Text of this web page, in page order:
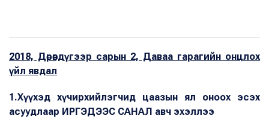
2018, Дөрөвдүгээр сарын 2, Даваа гарагийн онцлох
үйл явдал
1.Хүүхэд хүчирхийлэгчид цаазын ял оноох эсэх
асуудлаар ИРГЭДЭЭС САНАЛ авч эхэллээ